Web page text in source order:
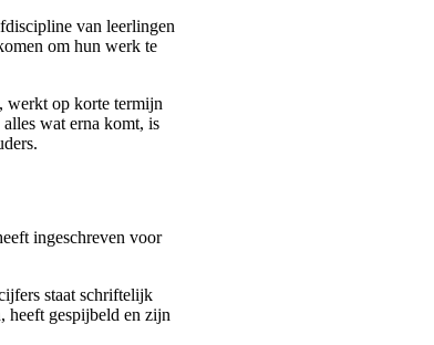
van leerlingen
om hun werk te
werkt op korte termijn
wat erna komt, is
ingeschreven voor
staat schriftelijk
heeft gespijbeld en zijn